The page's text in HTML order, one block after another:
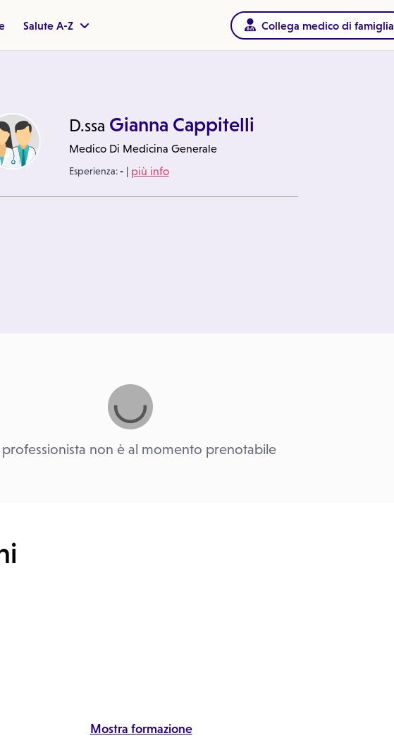
Salute A-Z Collega medico di famiglia
D.ssa Gianna Cappitelli
Medico Di Medicina Generale
Esperienza:-| più info
professionista non è al momento prenotabile
Mostra formazione